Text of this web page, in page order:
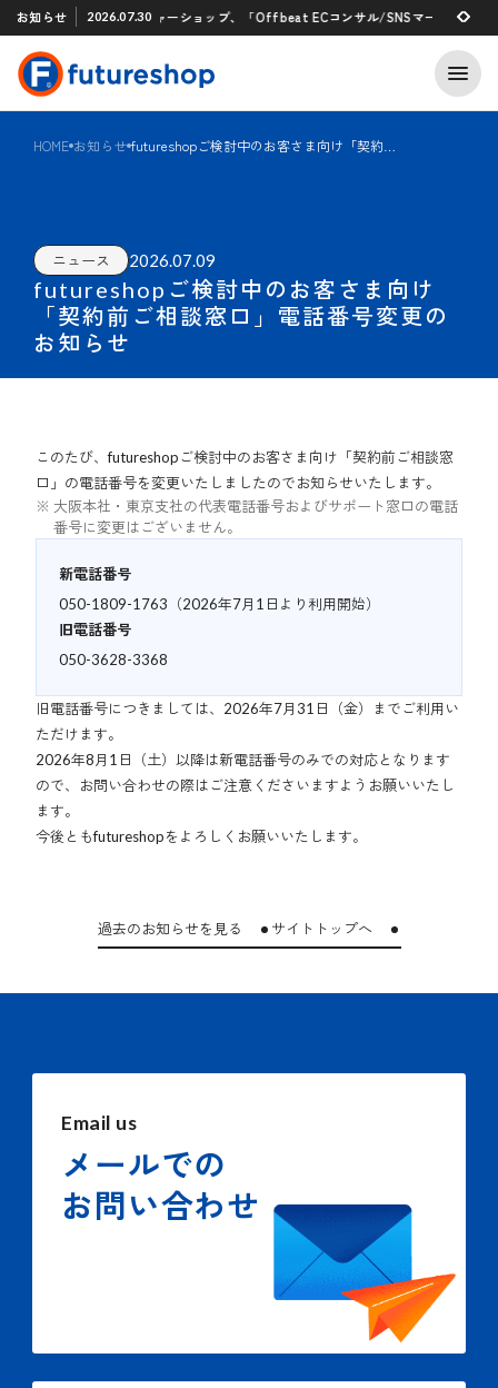
お知らせ
アプリ 「STAFF START」とのタグ連携を開始
2026.07.30
フューチャーショップ、「Offbeat ECコンサル/SNSマーケティング
2026.07.29
HOME お知らせ
ニュース 2026.07.09
futureshopご検討中のお客さま向け
「契約前ご相談窓口」電話番号変更の
お知らせ
このたび、futureshopご検討中のお客さま向け「契約前ご相談窓
口」の電話番号を変更いたしましたのでお知らせいたします。
大阪本社・東京支社の代表電話番号およびサポート窓口の電話
番号に変更はございません。
新電話番号
050-1809-1763（2026年7月1日より利用開始）
旧電話番号
050-3628-3368
旧電話番号につきましては、2026年7月31日（金）までご利用い
ただけます。
2026年8月1日（土）以降は新電話番号のみでの対応となります
ので、お問い合わせの際はご注意くださいますようお願いいたし
ます。
今後ともfutureshopをよろしくお願いいたします。
過去のお知らせを見る サイトトップへ
Email us
メールでの
お問い合わせ